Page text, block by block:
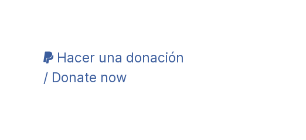
Hacer una donación
/ Donate now